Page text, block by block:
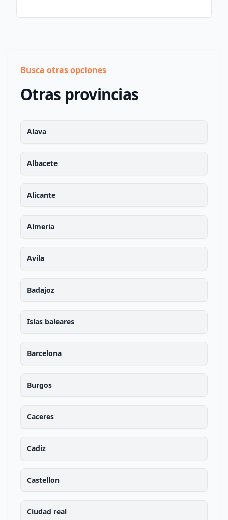
Busca otras opciones
Otras provincias
Alava
Albacete
Alicante
Almeria
Avila
Badajoz
Islas baleares
Barcelona
Burgos
Caceres
Cadiz
Castellon
Ciudad real